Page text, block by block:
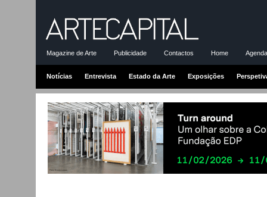
Magazine de Arte Publicidade Contactos Home
Notícias Entrevista Estado da Arte Exposições